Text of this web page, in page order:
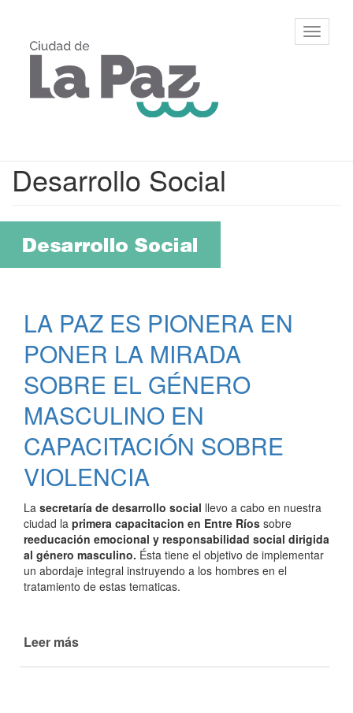
contenido
principalde La Paz,
Entre Ríos
barra
Contenido
principal
Desarrollo Social
LA PAZ ES PIONERA EN
PONER LA MIRADA
SOBRE EL GÉNERO
MASCULINO EN
CAPACITACIÓN SOBRE
VIOLENCIA
La secretaría de desarrollo social llevo a cabo en nuestra
ciudad la primera capacitacion en Entre Ríos sobre
reeducación emocional y responsabilidad social dirigida
al género masculino. Ésta tiene el objetivo de implementar
un abordaje integral instruyendo a los hombres en el
tratamiento de estas tematicas.
Leer más